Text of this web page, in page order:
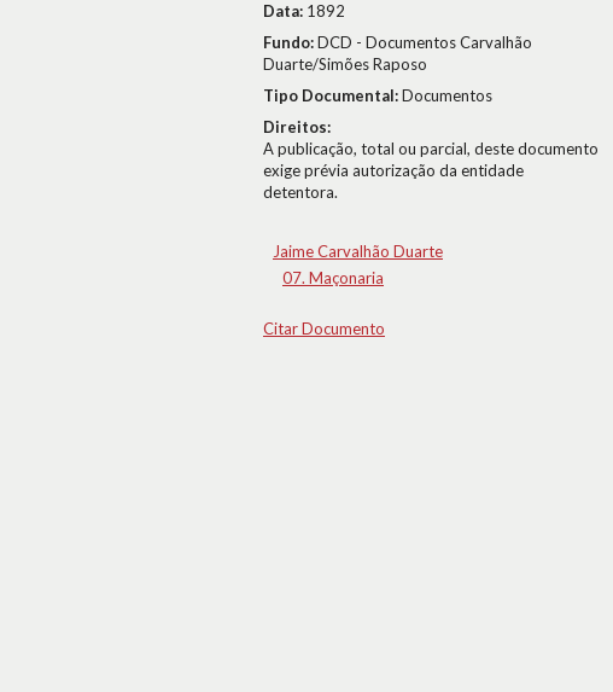
Data: 1892
Fundo:DCD - Documentos Carvalhão
Duarte/Simões Raposo
Tipo Documental:Documentos
Direitos:
A publicação, total ou parcial, deste documento
exige prévia autorização da entidade
detentora.
Jaime Carvalhão Duarte
07. Maçonaria
Citar Documento